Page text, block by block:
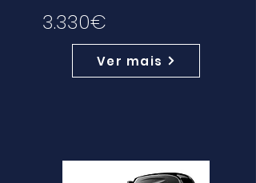
3.330€
Ver mais